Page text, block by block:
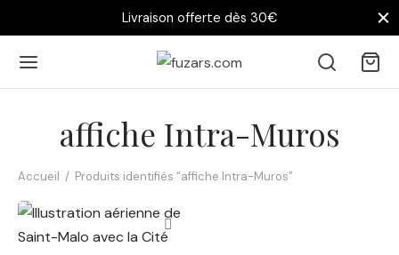
Livraison offerte dès 30€
affiche Intra-Muros
Accueil / Produits identifiés “affiche Intra-Muros”